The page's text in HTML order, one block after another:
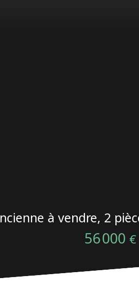
à vendre, 2
56 000 €